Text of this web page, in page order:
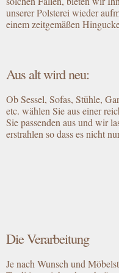
unserer Polsterei wieder
einem zeitgemäßen
Aus alt wird neu:
Ob Sessel, Sofas, Stühle,
etc. wählen Sie aus einer
Sie passenden aus und wir
erstrahlen so dass es nicht
Die Verarbeitung
Je nach Wunsch und